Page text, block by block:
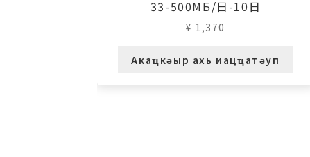
33-500МБ/日-10日
¥ 1,370
Акаҵкәыр ахь иацҵатәуп